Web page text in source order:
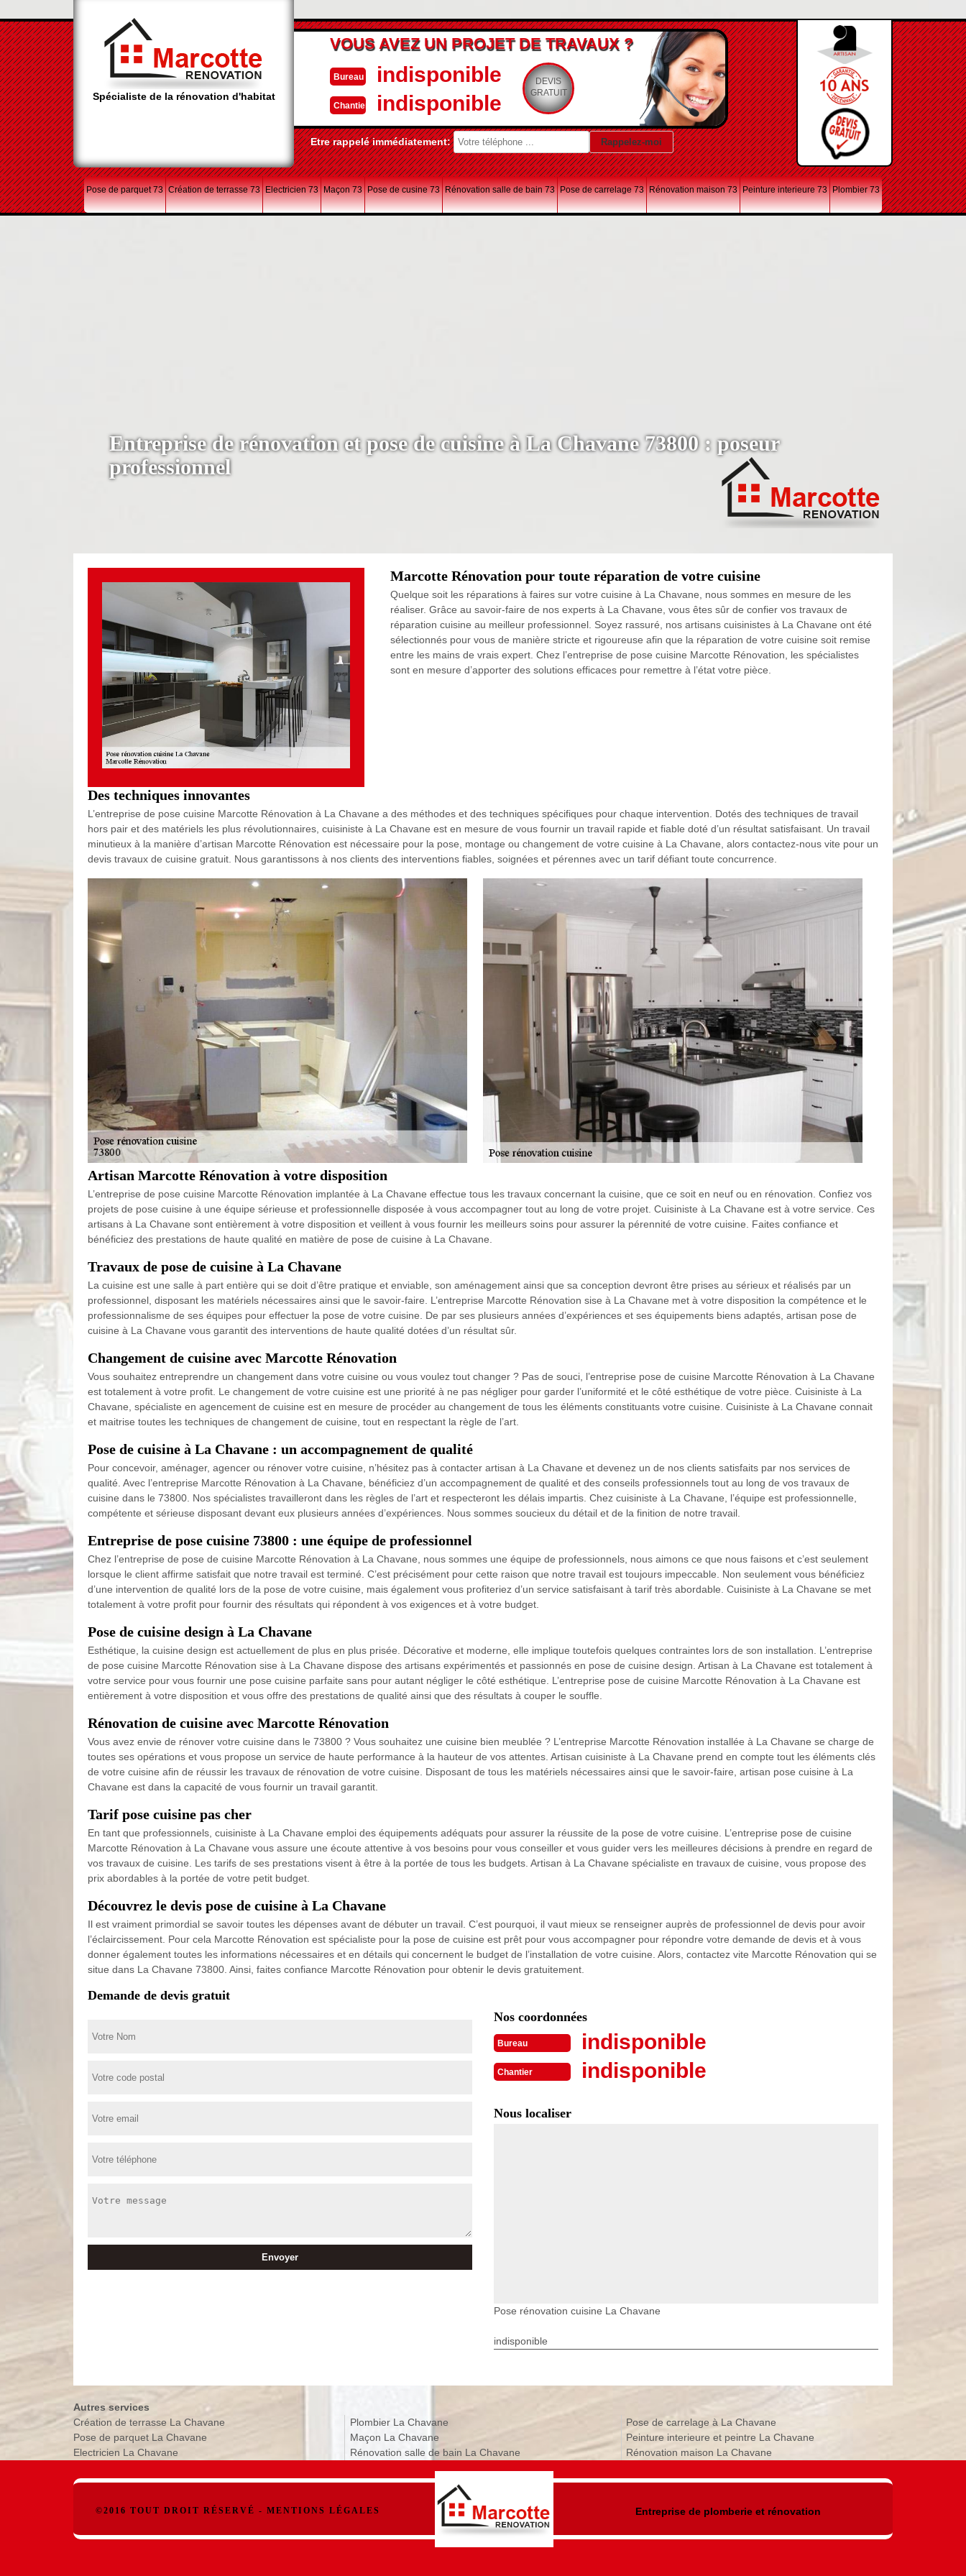
Spécialiste de la rénovation d'habitat
VOUS AVEZ UN PROJET DE TRAVAUX ?
Bureau indisponible
Chantier indisponible
DEVIS
GRATUIT
Etre rappelé immédiatement:
Pose de parquet 73 Création de terrasse 73 Electricien 73 Maçon 73 Pose de cusine 73 Rénovation salle de bain 73 Pose de carrelage 73 Rénovation maison 73 Peinture interieure 73 Plombier 73
Entreprise de rénovation et pose de cuisine à La Chavane 73800 : poseur
professionnel
Marcotte Rénovation pour toute réparation de votre cuisine
Quelque soit les réparations à faires sur votre cuisine à La Chavane, nous sommes en mesure de les
réaliser. Grâce au savoir-faire de nos experts à La Chavane, vous êtes sûr de confier vos travaux de
réparation cuisine au meilleur professionnel. Soyez rassuré, nos artisans cuisinistes à La Chavane ont été
sélectionnés pour vous de manière stricte et rigoureuse afin que la réparation de votre cuisine soit remise
entre les mains de vrais expert. Chez l’entreprise de pose cuisine Marcotte Rénovation, les spécialistes
sont en mesure d’apporter des solutions efficaces pour remettre à l’état votre pièce.
Des techniques innovantes
L’entreprise de pose cuisine Marcotte Rénovation à La Chavane a des méthodes et des techniques spécifiques pour chaque intervention. Dotés des techniques de travail
hors pair et des matériels les plus révolutionnaires, cuisiniste à La Chavane est en mesure de vous fournir un travail rapide et fiable doté d’un résultat satisfaisant. Un travail
minutieux à la manière d’artisan Marcotte Rénovation est nécessaire pour la pose, montage ou changement de votre cuisine à La Chavane, alors contactez-nous vite pour un
devis travaux de cuisine gratuit. Nous garantissons à nos clients des interventions fiables, soignées et pérennes avec un tarif défiant toute concurrence.
Artisan Marcotte Rénovation à votre disposition
L’entreprise de pose cuisine Marcotte Rénovation implantée à La Chavane effectue tous les travaux concernant la cuisine, que ce soit en neuf ou en rénovation. Confiez vos
projets de pose cuisine à une équipe sérieuse et professionnelle disposée à vous accompagner tout au long de votre projet. Cuisiniste à La Chavane est à votre service. Ces
artisans à La Chavane sont entièrement à votre disposition et veillent à vous fournir les meilleurs soins pour assurer la pérennité de votre cuisine. Faites confiance et
bénéficiez des prestations de haute qualité en matière de pose de cuisine à La Chavane.
Travaux de pose de cuisine à La Chavane
La cuisine est une salle à part entière qui se doit d’être pratique et enviable, son aménagement ainsi que sa conception devront être prises au sérieux et réalisés par un
professionnel, disposant les matériels nécessaires ainsi que le savoir-faire. L’entreprise Marcotte Rénovation sise à La Chavane met à votre disposition la compétence et le
professionnalisme de ses équipes pour effectuer la pose de votre cuisine. De par ses plusieurs années d’expériences et ses équipements biens adaptés, artisan pose de
cuisine à La Chavane vous garantit des interventions de haute qualité dotées d’un résultat sûr.
Changement de cuisine avec Marcotte Rénovation
Vous souhaitez entreprendre un changement dans votre cuisine ou vous voulez tout changer ? Pas de souci, l’entreprise pose de cuisine Marcotte Rénovation à La Chavane
est totalement à votre profit. Le changement de votre cuisine est une priorité à ne pas négliger pour garder l’uniformité et le côté esthétique de votre pièce. Cuisiniste à La
Chavane, spécialiste en agencement de cuisine est en mesure de procéder au changement de tous les éléments constituants votre cuisine. Cuisiniste à La Chavane connait
et maitrise toutes les techniques de changement de cuisine, tout en respectant la règle de l’art.
Pose de cuisine à La Chavane : un accompagnement de qualité
Pour concevoir, aménager, agencer ou rénover votre cuisine, n’hésitez pas à contacter artisan à La Chavane et devenez un de nos clients satisfaits par nos services de
qualité. Avec l’entreprise Marcotte Rénovation à La Chavane, bénéficiez d’un accompagnement de qualité et des conseils professionnels tout au long de vos travaux de
cuisine dans le 73800. Nos spécialistes travailleront dans les règles de l’art et respecteront les délais impartis. Chez cuisiniste à La Chavane, l’équipe est professionnelle,
compétente et sérieuse disposant devant eux plusieurs années d’expériences. Nous sommes soucieux du détail et de la finition de notre travail.
Entreprise de pose cuisine 73800 : une équipe de professionnel
Chez l’entreprise de pose de cuisine Marcotte Rénovation à La Chavane, nous sommes une équipe de professionnels, nous aimons ce que nous faisons et c’est seulement
lorsque le client affirme satisfait que notre travail est terminé. C’est précisément pour cette raison que notre travail est toujours impeccable. Non seulement vous bénéficiez
d’une intervention de qualité lors de la pose de votre cuisine, mais également vous profiteriez d’un service satisfaisant à tarif très abordable. Cuisiniste à La Chavane se met
totalement à votre profit pour fournir des résultats qui répondent à vos exigences et à votre budget.
Pose de cuisine design à La Chavane
Esthétique, la cuisine design est actuellement de plus en plus prisée. Décorative et moderne, elle implique toutefois quelques contraintes lors de son installation. L’entreprise
de pose cuisine Marcotte Rénovation sise à La Chavane dispose des artisans expérimentés et passionnés en pose de cuisine design. Artisan à La Chavane est totalement à
votre service pour vous fournir une pose cuisine parfaite sans pour autant négliger le côté esthétique. L’entreprise pose de cuisine Marcotte Rénovation à La Chavane est
entièrement à votre disposition et vous offre des prestations de qualité ainsi que des résultats à couper le souffle.
Rénovation de cuisine avec Marcotte Rénovation
Vous avez envie de rénover votre cuisine dans le 73800 ? Vous souhaitez une cuisine bien meublée ? L’entreprise Marcotte Rénovation installée à La Chavane se charge de
toutes ses opérations et vous propose un service de haute performance à la hauteur de vos attentes. Artisan cuisiniste à La Chavane prend en compte tout les éléments clés
de votre cuisine afin de réussir les travaux de rénovation de votre cuisine. Disposant de tous les matériels nécessaires ainsi que le savoir-faire, artisan pose cuisine à La
Chavane est dans la capacité de vous fournir un travail garantit.
Tarif pose cuisine pas cher
En tant que professionnels, cuisiniste à La Chavane emploi des équipements adéquats pour assurer la réussite de la pose de votre cuisine. L’entreprise pose de cuisine
Marcotte Rénovation à La Chavane vous assure une écoute attentive à vos besoins pour vous conseiller et vous guider vers les meilleures décisions à prendre en regard de
vos travaux de cuisine. Les tarifs de ses prestations visent à être à la portée de tous les budgets. Artisan à La Chavane spécialiste en travaux de cuisine, vous propose des
prix abordables à la portée de votre petit budget.
Découvrez le devis pose de cuisine à La Chavane
Il est vraiment primordial se savoir toutes les dépenses avant de débuter un travail. C’est pourquoi, il vaut mieux se renseigner auprès de professionnel de devis pour avoir
l’éclaircissement. Pour cela Marcotte Rénovation est spécialiste pour la pose de cuisine est prêt pour vous accompagner pour répondre votre demande de devis et à vous
donner également toutes les informations nécessaires et en détails qui concernent le budget de l’installation de votre cuisine. Alors, contactez vite Marcotte Rénovation qui se
situe dans La Chavane 73800. Ainsi, faites confiance Marcotte Rénovation pour obtenir le devis gratuitement.
Demande de devis gratuit
Nos coordonnées
Bureau indisponible
Chantier indisponible
Nous localiser
Pose rénovation cuisine La Chavane
indisponible
Autres services
Création de terrasse La Chavane
Pose de parquet La Chavane
Electricien La Chavane
Plombier La Chavane
Maçon La Chavane
Rénovation salle de bain La Chavane
Pose de carrelage à La Chavane
Peinture interieure et peintre La Chavane
Rénovation maison La Chavane
©2016 TOUT DROIT RÉSERVÉ - MENTIONS LÉGALES Entreprise de plomberie et rénovation